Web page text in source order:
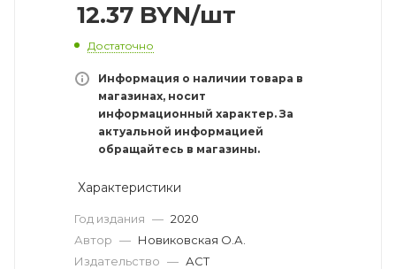
12.37 BYN/шт
Достаточно
Информация о наличии товара в
магазинах, носит
информационный характер. За
актуальной информацией
обращайтесь в магазины.
Характеристики
Год издания — 2020
Автор — Новиковская О.А.
Издательство — АСТ